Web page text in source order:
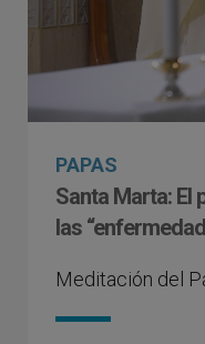
PAPAS
Santa Marta: El
las
Meditación del